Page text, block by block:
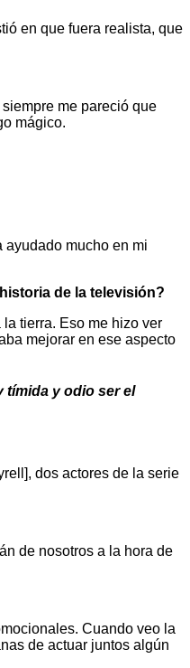
en que fuera realista, que
me pareció que
mágico.
ayudado mucho en mi
de la televisión?
tierra. Eso me hizo ver
mejorar en ese aspecto
tímida y odio ser el
dos actores de la serie
de nosotros a la hora de
Cuando veo la
de actuar juntos algún